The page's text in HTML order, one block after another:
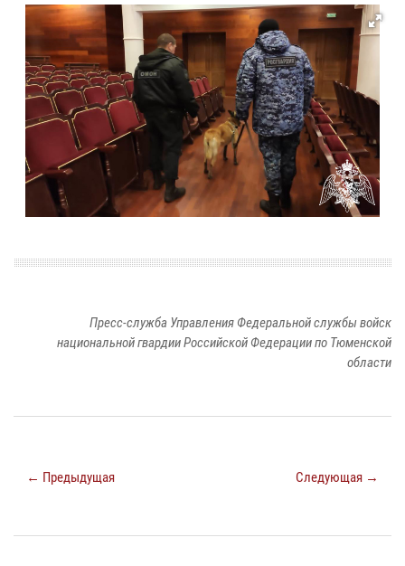
Пресс-служба Управления Федеральной службы войск
национальной гвардии Российской Федерации по Тюменской
области
← Предыдущая Следующая →